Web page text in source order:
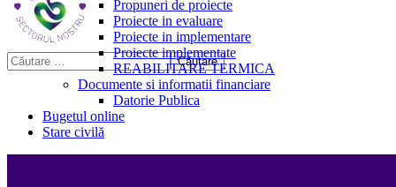
Propuneri de proiecte
Proiecte in evaluare
Proiecte in implementare
Proiecte implementate
REABILITARE TERMICA
Documente si informatii financiare
Datorie Publica
Bugetul online
Stare civilă